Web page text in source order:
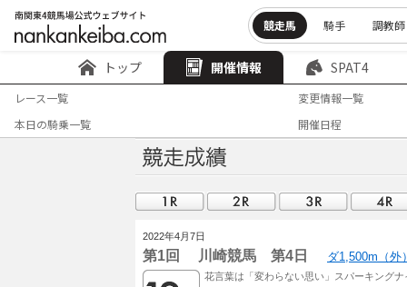
競走馬 騎手 調教師
トップ 開催情報 SPAT4
レース一覧
変更情報一覧
本日の騎乗一覧
開催日程
2022年4月7日
第1回 川崎競馬 第4日 ダ1,500m（外
花言葉は「変わらない思い」スパーキングナ